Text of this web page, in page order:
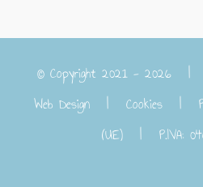
© Copyright 2021 -2026 |
Web Design |Cookies |
(UE) | P.IVA: